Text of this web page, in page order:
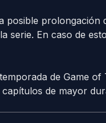
posible prolongación
serie. En caso de
de Game of
de mayor